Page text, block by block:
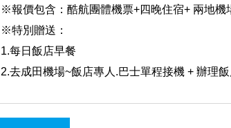
※報價包含：酷航團體機票+四晚住宿+ 兩地機
※特別贈送：
1.每日飯店早餐
2.去成田機場~飯店專人.巴士單程接機 + 辦理